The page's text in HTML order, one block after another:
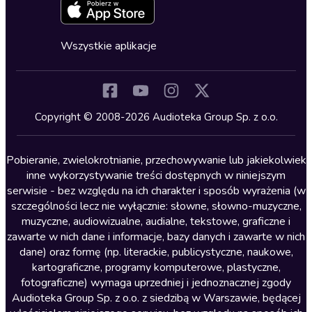
Kryminały
Lektury szkolne
Literatura anglojęzyczna
Literatura faktu
Literatura obyczajowa
Literatura piękna obca
Literatura piękna polska
Nagrania relaksacyjne
Nauka języków
Zapowiedzi
Cykle audiobooków
Wszystkie aplikacje
Copyright © 2008-2026 Audioteka Group Sp. z o.o.
Pobieranie, zwielokrotnianie, przechowywanie lub jakiekolwiek
inne wykorzystywanie treści dostępnych w niniejszym
serwisie - bez względu na ich charakter i sposób wyrażenia (w
szczególności lecz nie wyłącznie: słowne, słowno-muzyczne,
muzyczne, audiowizualne, audialne, tekstowe, graficzne i
zawarte w nich dane i informacje, bazy danych i zawarte w nich
dane) oraz formę (np. literackie, publicystyczne, naukowe,
kartograficzne, programy komputerowe, plastyczne,
fotograficzne) wymaga uprzedniej i jednoznacznej zgody
Audioteka Group Sp. z o.o. z siedzibą w Warszawie, będącej